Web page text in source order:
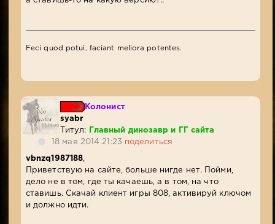
Feci quod potui, faciant meliora potentes.
Колонист
syabr
Титул:
Главный динозавр и ГГ сайта
18 мая 2014 21:23 поделиться
vbnzq1987188
Приветствую на сайте, больше нигде нет. Пойми,
дело не в том, где ты качаешь, а в том, на что
ставишь. Скачай клиент игры 808, активируй ключом
и должно идти.